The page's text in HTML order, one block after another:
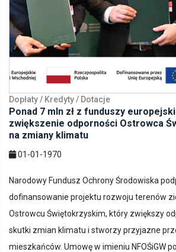
Dopłaty / Kredyty / Dotacje
Ponad 7 mln zł z funduszy
zwiększenie odporności Ostrowca
na zmiany klimatu
01-01-1970
Narodowy Fundusz Ochrony Środowiska
dofinansowanie projektu rozwoju terenów
Ostrowcu Świętokrzyskim, który zwiększy
skutki zmian klimatu i stworzy przyjazne
mieszkańców. Umowę w imieniu NFOŚiGW